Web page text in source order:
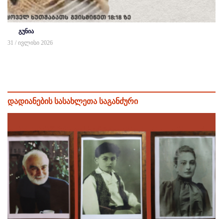
გუნია
31 / ივლისი 2026
დადიანების სასახლეთა საგანძური